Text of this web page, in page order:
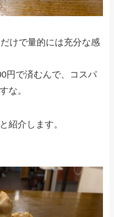
けで量的には充分な感
円で済むんで、コスパ
な。
紹介します。